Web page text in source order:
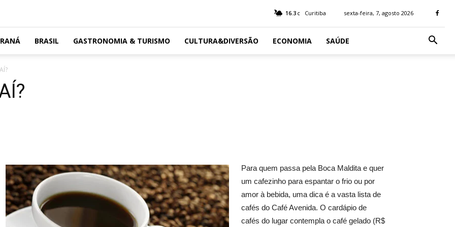
16.3 C Curitiba sexta-feira, 7, agosto 2026
BRASIL GASTRONOMIA & TURISMO CULTURA&DIVERSÃO ECONOMIA SAÚDE
Para quem passa pela Boca Maldita e quer
um cafezinho para espantar o frio ou por
amor à bebida, uma dica é a vasta lista de
cafés do Café Avenida. O cardápio de
cafés do lugar contempla o café gelado (R$